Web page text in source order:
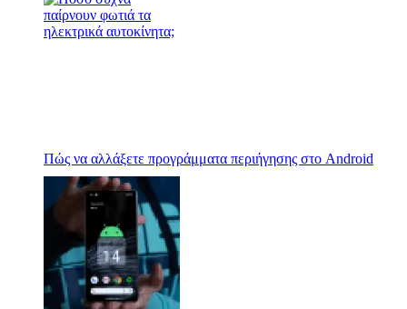
Πώς να αλλάξετε προγράμματα περιήγησης στο Android